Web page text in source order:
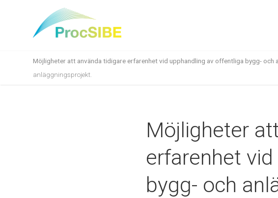
Möjligheter att använda tidigare erfarenhet vid upphandling av offentliga bygg- och
anläggningsprojekt.
Möjligheter
erfarenhet
bygg- och